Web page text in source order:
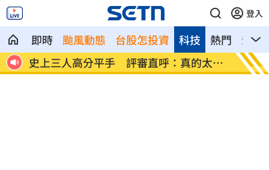
登入
即時 颱風動態 台股怎投資 熱門 影音
科技
酸 史上三人高分平手 評審直呼：真的太難
評
竊電
訴